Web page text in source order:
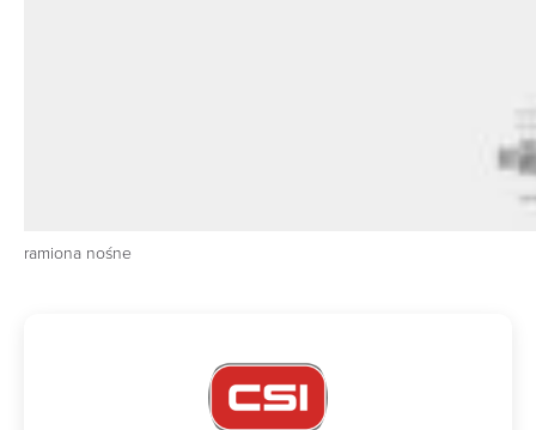
ramiona nośne